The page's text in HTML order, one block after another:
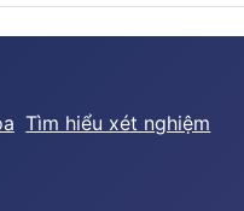
Tìm hiểu xét nghiệm